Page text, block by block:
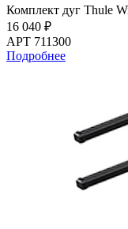
Комплект дуг Thule
16 040 ₽
АРТ 711300
Подробнее